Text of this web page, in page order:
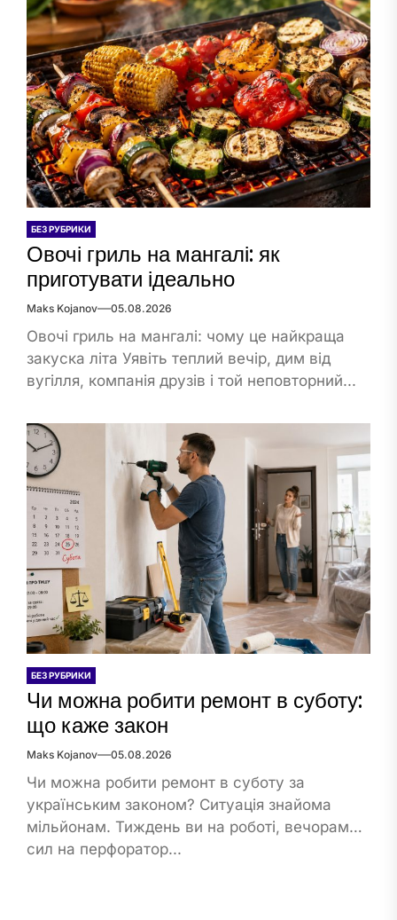
БЕЗ РУБРИКИ
Овочі гриль на мангалі: як
приготувати ідеально
Maks Kojanov 05.08.2026
Овочі гриль на мангалі: чому це найкраща
закуска літа Уявіть теплий вечір, дим від
вугілля, компанія друзів і той неповторний...
БЕЗ РУБРИКИ
Чи можна робити ремонт в суботу:
що каже закон
Maks Kojanov 05.08.2026
Чи можна робити ремонт в суботу за
українським законом? Ситуація знайома
мільйонам. Тиждень ви на роботі, вечорами
сил на перфоратор...